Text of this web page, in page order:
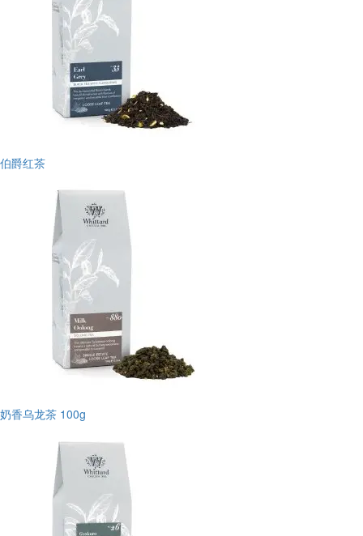
伯爵红茶
奶香乌龙茶 100g